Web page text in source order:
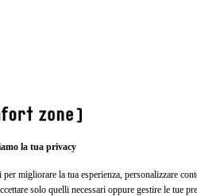
la tua privacy
migliorare la tua esperienza, personalizzare
solo quelli necessari oppure gestire le tue